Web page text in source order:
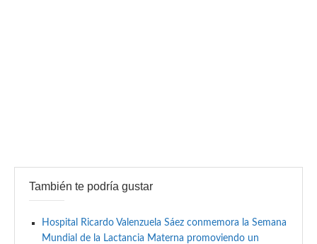
También te podría gustar
Hospital Ricardo Valenzuela Sáez conmemora la Semana
Mundial de la Lactancia Materna promoviendo un